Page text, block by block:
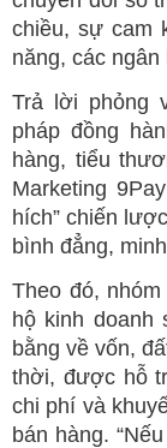
chiều, sự cam
năng, các
Trả lời phỏng
pháp đồng
hàng, tiểu
Marketing
hích” chiến
bình đẳng,
Theo đó,
hộ kinh doanh
bằng về vốn,
thời, được hỗ
chi phí và
bán hàng.